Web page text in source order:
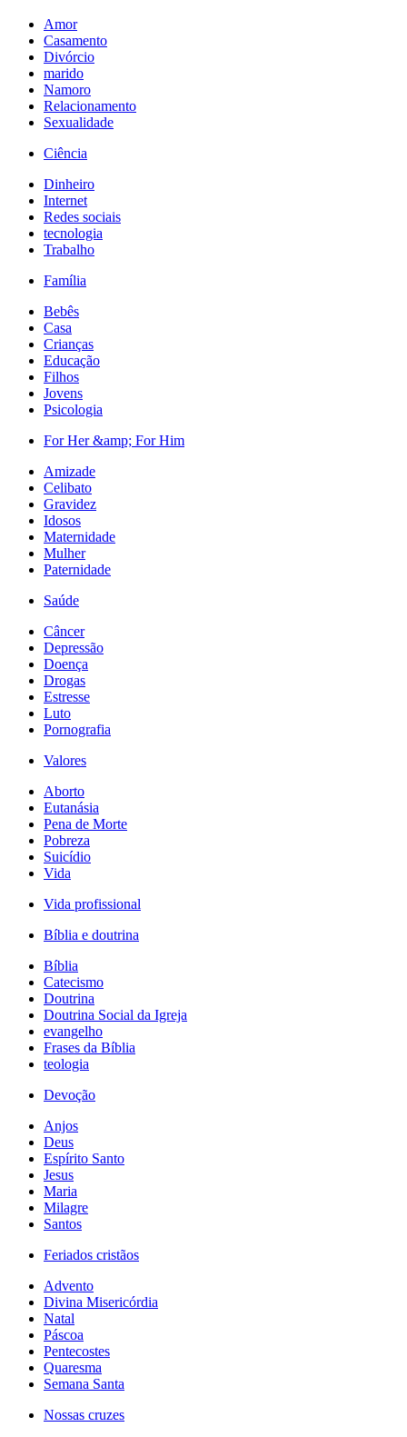
Amor
Casamento
Divórcio
marido
Namoro
Relacionamento
Sexualidade
Ciência
Dinheiro
Internet
Redes sociais
tecnologia
Trabalho
Família
Bebês
Casa
Crianças
Educação
Filhos
Jovens
Psicologia
For Her &amp; For Him
Amizade
Celibato
Gravidez
Idosos
Maternidade
Mulher
Paternidade
Saúde
Câncer
Depressão
Doença
Drogas
Estresse
Luto
Pornografia
Valores
Aborto
Eutanásia
Pena de Morte
Pobreza
Suicídio
Vida
Vida profissional
Bíblia e doutrina
Bíblia
Catecismo
Doutrina
Doutrina Social da Igreja
evangelho
Frases da Bíblia
teologia
Devoção
Anjos
Deus
Espírito Santo
Jesus
Maria
Milagre
Santos
Feriados cristãos
Advento
Divina Misericórdia
Natal
Páscoa
Pentecostes
Quaresma
Semana Santa
Nossas cruzes